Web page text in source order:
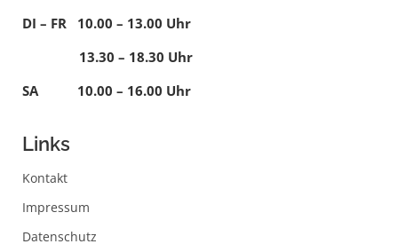
DI – FR 10.00 – 13.00 Uhr
13.30 – 18.30 Uhr
SA 10.00 – 16.00 Uhr
Links
Kontakt
Impressum
Datenschutz